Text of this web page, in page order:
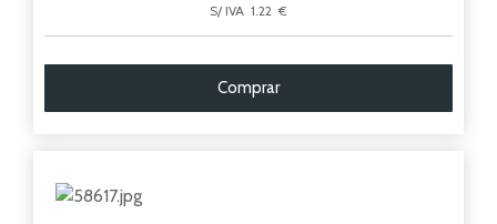
S/ IVA 1.22 €
Comprar